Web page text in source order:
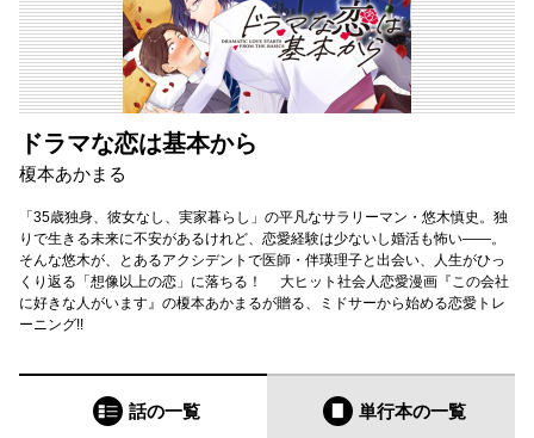
ドラマな恋は基本から
榎本あかまる
「35歳独身、彼女なし、実家暮らし」の平凡なサラリーマン・悠木慎史。独
りで生きる未来に不安があるけれど、恋愛経験は少ないし婚活も怖い――。
そんな悠木が、とあるアクシデントで医師・伴瑛理子と出会い、人生がひっ
くり返る「想像以上の恋」に落ちる！ 大ヒット社会人恋愛漫画『この会社
に好きな人がいます』の榎本あかまるが贈る、ミドサーから始める恋愛トレ
ーニング!!
話の一覧 単行本の一覧